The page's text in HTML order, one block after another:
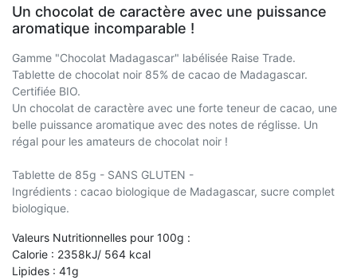
Un chocolat de caractère avec une puissance
aromatique incomparable !
Gamme "Chocolat Madagascar" labélisée Raise Trade.
Tablette de chocolat noir 85% de cacao de Madagascar.
Certifiée BIO.
Un chocolat de caractère avec une forte teneur de cacao, une
belle puissance aromatique avec des notes de réglisse. Un
régal pour les amateurs de chocolat noir !
Tablette de 85g - SANS GLUTEN -
Ingrédients : cacao biologique de Madagascar, sucre complet
biologique.
Valeurs Nutritionnelles pour 100g :
Calorie : 2358kJ/ 564 kcal
Lipides : 41g